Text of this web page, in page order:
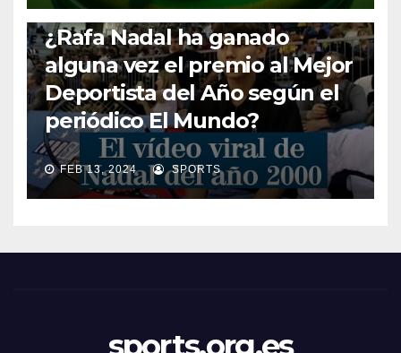
RAFA NADAL
¿Rafa Nadal ha ganado
alguna vez el premio al Mejor
Deportista del Año según el
periódico El Mundo?
FEB 13, 2024 SPORTS